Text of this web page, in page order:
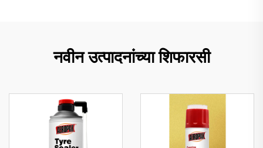
नवीन उत्पादनांच्या शिफारसी